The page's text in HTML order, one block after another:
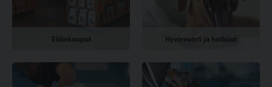
Eläinkaupat Hyvinvointi ja hoitolat